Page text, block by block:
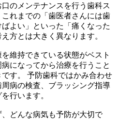
のメンテナンスを行う 歯科ス
れまでの「歯医者さんには歯
よい」といった「痛くなった
方とは大きく異なります。
維持できている状態がベスト
になってから治療を行うこと
す。 予防歯科ではかみ合わせ
周病の検査、ブラッシング指導
を行います。
どんな病気も予防が大切で